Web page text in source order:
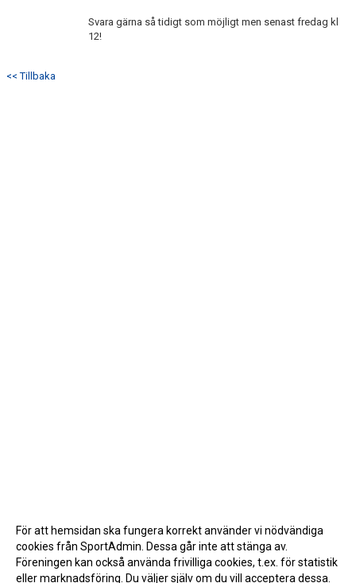
Svara gärna så tidigt som möjligt men senast fredag kl
12!
<< Tillbaka
För att hemsidan ska fungera korrekt använder vi nödvändiga
cookies från SportAdmin. Dessa går inte att stänga av.
Föreningen kan också använda frivilliga cookies, t.ex. för statistik
eller marknadsföring. Du väljer själv om du vill acceptera dessa.